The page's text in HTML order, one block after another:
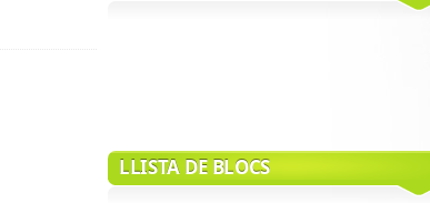
LLISTA DE BLOCS